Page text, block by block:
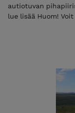
autiotuvan
lue lisää Huom!
vaelluksen alkuun
käyttö-,
Kiittäen, Vesa
Kouluttaja/Ulkoilma